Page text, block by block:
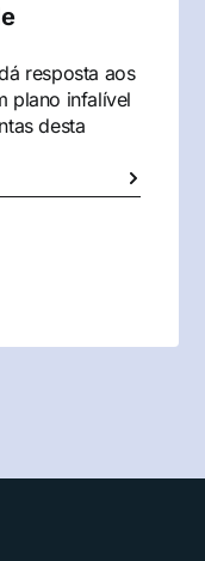
resposta aos
plano infalível
desta